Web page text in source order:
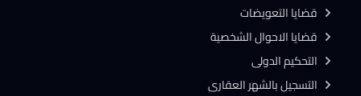
قضايا التعويضات
قضايا الاحوال الشخصية
التحكيم الدولى
التسجيل بالشهر العقارى